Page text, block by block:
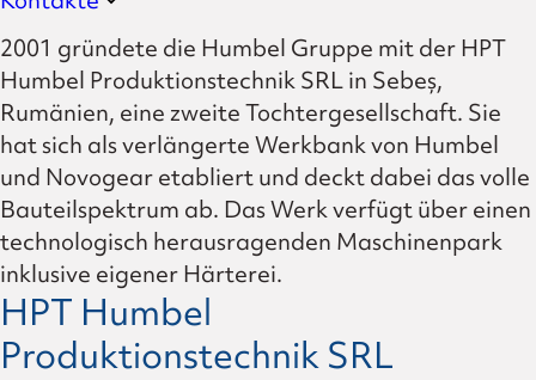
2001 gründete die Humbel Gruppe mit der HPT
Humbel Produktionstechnik SRL in Sebeș,
Rumänien, eine zweite Tochtergesellschaft. Sie
hat sich als verlängerte Werkbank von Humbel
und Novogear etabliert und deckt dabei das volle
Bauteilspektrum ab. Das Werk verfügt über einen
technologisch herausragenden Maschinenpark
inklusive eigener Härterei.
HPT Humbel
Produktionstechnik SRL